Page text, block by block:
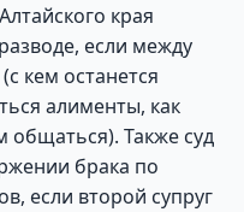
края
если между
кем останется
алименты, как
общаться). Также суд
брака по
если второй супруг